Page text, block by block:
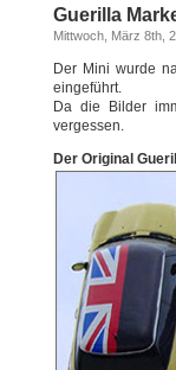
Guerilla
Mittwoch, März 8th,
Der Mini wurde
eingeführt.
Da die Bilder
vergessen.
Der Original